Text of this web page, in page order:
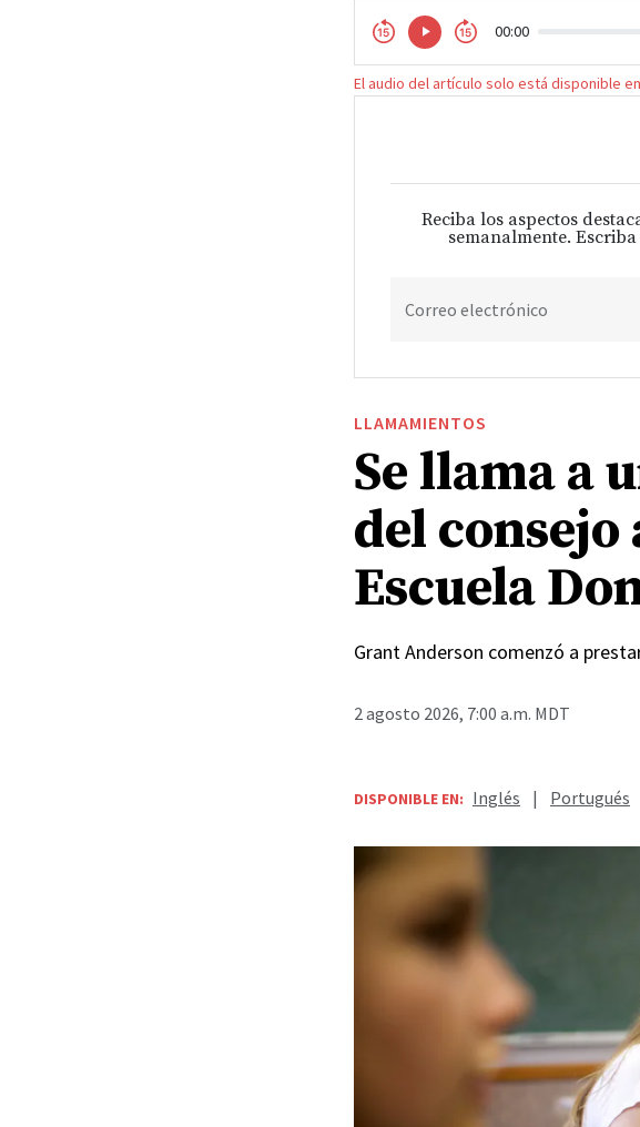
00:00
El audio del artículo solo está disponible
Reciba los aspectos
semanalmente.
Correo electrónico
LLAMAMIENTOS
Se llama a
del consejo
Escuela
Grant Anderson comenzó a
2 agosto 2026, 7:00 a.m. MDT
DISPONIBLE EN: Inglés | Portugués